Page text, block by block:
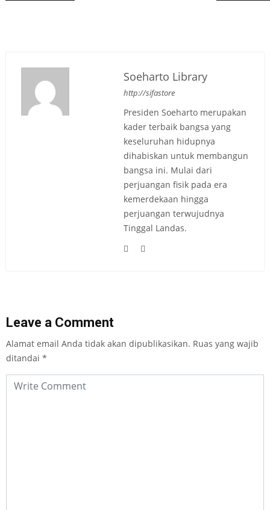
Soeharto Library
http://sifastore
Presiden Soeharto merupakan
kader terbaik bangsa yang
keseluruhan hidupnya
dihabiskan untuk membangun
bangsa ini. Mulai dari
perjuangan fisik pada era
kemerdekaan hingga
perjuangan terwujudnya
Tinggal Landas.
Leave a Comment
Alamat email Anda tidak akan dipublikasikan. Ruas yang wajib
ditandai *